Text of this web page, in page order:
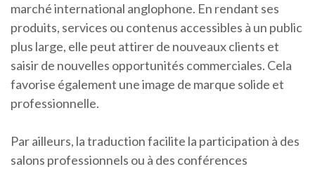
marché international anglophone. En rendant ses
produits, services ou contenus accessibles à un public
plus large, elle peut attirer de nouveaux clients et
saisir de nouvelles opportunités commerciales. Cela
favorise également une image de marque solide et
professionnelle.
Par ailleurs, la traduction facilite la participation à des
salons professionnels ou à des conférences